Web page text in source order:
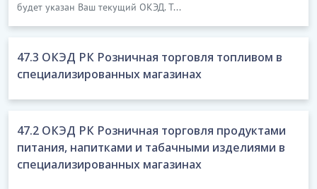
будет указан Ваш текущий ОКЭД. Т...
47.3 ОКЭД РК Розничная торговля топливом в
специализированных магазинах
47.2 ОКЭД РК Розничная торговля продуктами
питания, напитками и табачными изделиями в
специализированных магазинах